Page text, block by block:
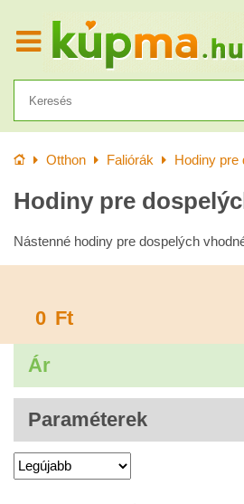
KezdőlapOtthon Faliórák Hodiny pre
Hodiny pre
Nástenné hodiny pre dospelých
0 Ft
Ár
Paraméterek